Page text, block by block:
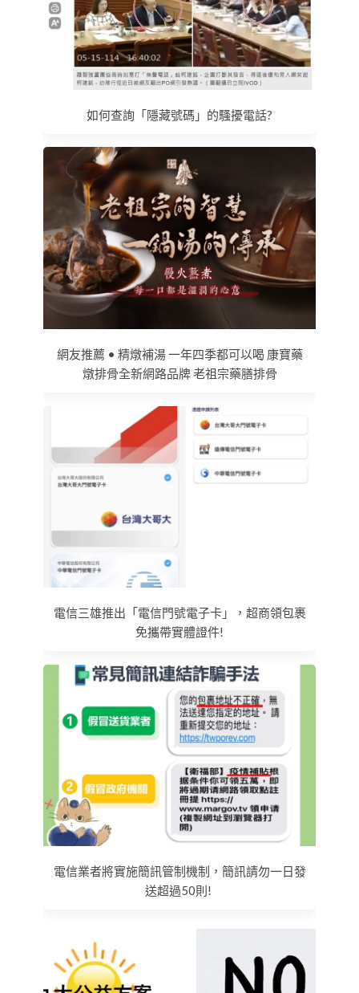
如何查詢「隱藏號碼」的騷擾電話?
網友推薦 • 精燉補湯 一年四季都可以喝 康寶藥
燉排骨全新網路品牌 老祖宗藥膳排骨
電信三雄推出「電信門號電子卡」，超商領包裹
免攜帶實體證件!
電信業者將實施簡訊管制機制，簡訊請勿一日發
送超過50則!